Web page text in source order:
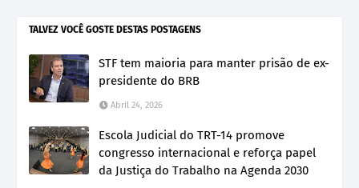
TALVEZ VOCÊ GOSTE DESTAS POSTAGENS
STF tem maioria para manter prisão de ex-
presidente do BRB
Abril 24, 2026
Escola Judicial do TRT-14 promove
congresso internacional e reforça papel
da Justiça do Trabalho na Agenda 2030